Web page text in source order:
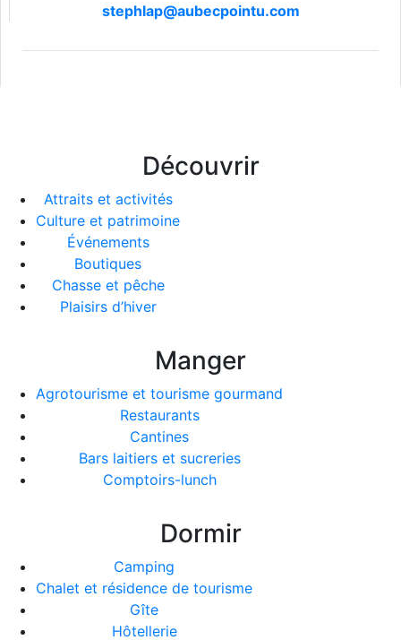
stephlap@aubecpointu.com
Découvrir
Attraits et activités
Culture et patrimoine
Événements
Boutiques
Chasse et pêche
Plaisirs d’hiver
Manger
Agrotourisme et tourisme gourmand
Restaurants
Cantines
Bars laitiers et sucreries
Comptoirs-lunch
Dormir
Camping
Chalet et résidence de tourisme
Gîte
Hôtellerie